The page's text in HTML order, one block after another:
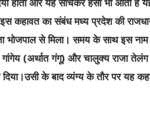
कहावत का संबंध मध्य प्रदेश की
भोजपाल से मिला। समय के साथ इस
(अर्थात गंगू) और चालुक्य राजा तेलंग
के बाद व्यंग्य के तौर पर यह